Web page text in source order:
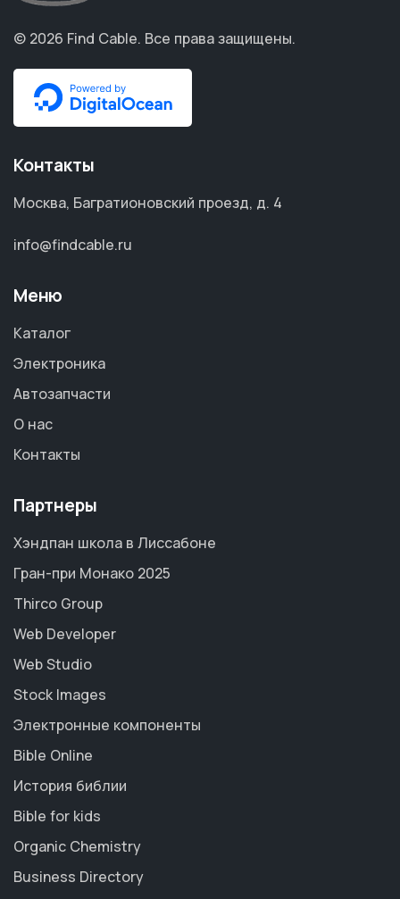
© 2026 Find Cable. Все права защищены.
Контакты
Москва, Багратионовский проезд, д. 4
info@findcable.ru
Меню
Каталог
Электроника
Автозапчасти
О нас
Контакты
Партнеры
Хэндпан школа в Лиссабоне
Гран-при Монако 2025
Thirco Group
Web Developer
Web Studio
Stock Images
Электронные компоненты
Bible Online
История библии
Bible for kids
Organic Chemistry
Business Directory